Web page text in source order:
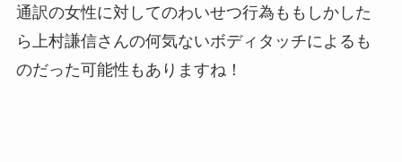
通訳の女性に対してのわいせつ行為ももしかした
ら上村謙信さんの何気ないボディタッチによるも
のだった可能性もありますね！